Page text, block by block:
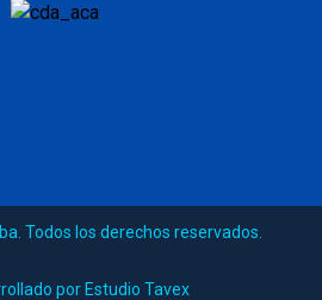
Todos los derechos reservados.
por Estudio Tavex